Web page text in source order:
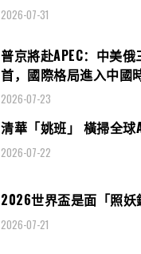
2026-07-31
普京將赴APEC：中美
首，國際格局進入中國
2026-07-23
清華「姚班」 橫掃全球
2026-07-22
2026世界盃是面「照妖
2026-07-21